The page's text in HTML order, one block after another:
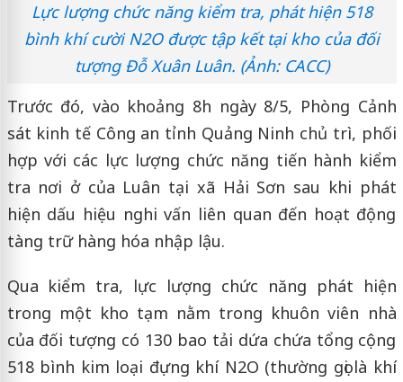
Lực lượng chức năng kiểm tra, phát hiện 518
bình khí cười N2O được tập kết tại kho của đối
tượng Đỗ Xuân Luân. (Ảnh: CACC)
Trước đó, vào khoảng 8h ngày 8/5, Phòng Cảnh
sát kinh tế Công an tỉnh Quảng Ninh chủ trì, phối
hợp với các lực lượng chức năng tiến hành kiểm
tra nơi ở của Luân tại xã Hải Sơn sau khi phát
hiện dấu hiệu nghi vấn liên quan đến hoạt động
tàng trữ hàng hóa nhập lậu.
Qua kiểm tra, lực lượng chức năng phát hiện
trong một kho tạm nằm trong khuôn viên nhà
của đối tượng có 130 bao tải dứa chứa tổng cộng
518 bình kim loại đựng khí N2O (thường gọi là khí